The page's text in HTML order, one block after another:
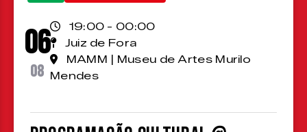
06
08
19:00 - 00:00
Juiz de Fora
MAMM | Museu de Artes Murilo
Mendes